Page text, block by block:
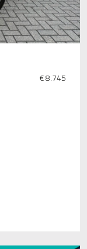
€ 8.745